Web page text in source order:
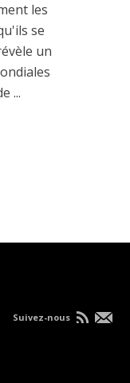
les
se
un
...
Suivez-nous